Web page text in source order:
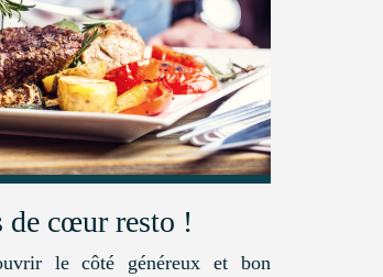
de cœur resto !
le côté généreux et bon